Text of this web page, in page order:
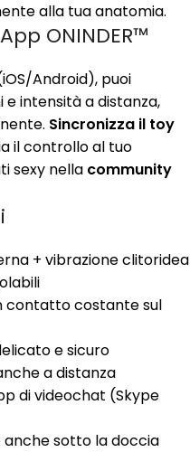
alla tua anatomia.
ONINDER™
Android), puoi
intensità a distanza,
Sincronizza il toy
il controllo al tuo
sexy nella community
+ vibrazione clitoridea
contatto costante sul
e sicuro
a distanza
di videochat (Skype
sotto la doccia